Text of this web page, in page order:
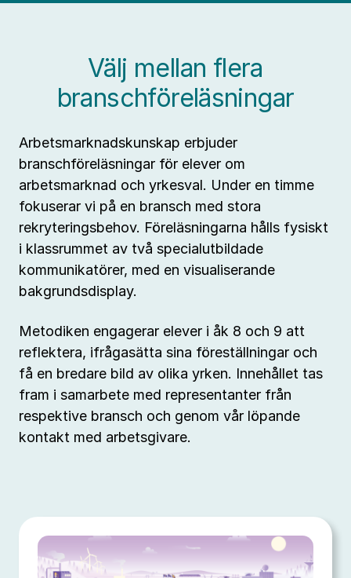
Välj mellan flera
branschföreläsningar
Arbetsmarknadskunskap erbjuder
branschföreläsningar för elever om
arbetsmarknad och yrkesval. Under en timme
fokuserar vi på en bransch med stora
rekryteringsbehov. Föreläsningarna hålls fysiskt
i klassrummet av två specialutbildade
kommunikatörer, med en visualiserande
bakgrundsdisplay.
Metodiken engagerar elever i åk 8 och 9 att
reflektera, ifrågasätta sina föreställningar och
få en bredare bild av olika yrken. Innehållet tas
fram i samarbete med representanter från
respektive bransch och genom vår löpande
kontakt med arbetsgivare.